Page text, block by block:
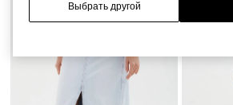
Выбрать другой